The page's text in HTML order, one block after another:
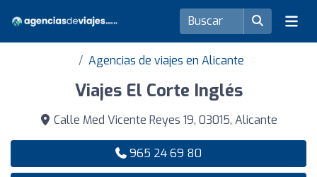
Agencias de viajes en Alicante
Viajes El Corte Inglés
Calle Med Vicente Reyes 19, 03015, Alicante
965 24 69 80